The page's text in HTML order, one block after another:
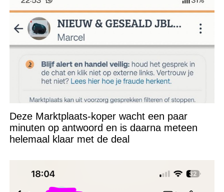
Deze Marktplaats-koper wacht een paar
minuten op antwoord en is daarna meteen
helemaal klaar met de deal